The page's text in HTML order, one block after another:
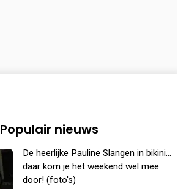
Populair nieuws
De heerlijke Pauline Slangen in bikini...
daar kom je het weekend wel mee
door! (foto's)